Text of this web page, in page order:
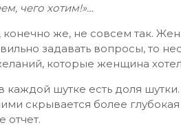
чего хотим!»…
конечно же, не совсем так.
задавать вопросы, то
которые женщина
каждой шутке есть доля
скрывается более
отчет.